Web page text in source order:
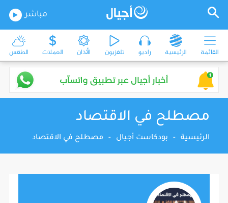
مباشر
القائمة الرئيسية راديو تلفزيون الأذان العملات الطقس
مصطلح في الاقتصاد
الرئيسية - بودكاست أجيال - مصطلح في الاقتصاد